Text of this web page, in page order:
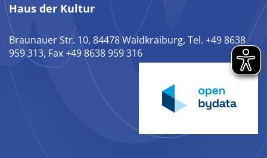
Haus der Kultur
Braunauer Str. 10, 84478 Waldkraiburg, Tel. +49 8638
959 313, Fax +49 8638 959 316